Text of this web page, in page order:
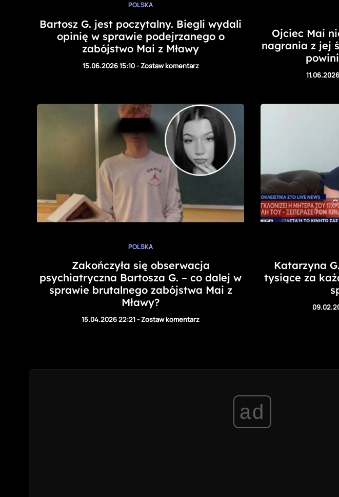
POLSKA
Bartosz G. jest poczytalny. Biegli wydali
opinię w sprawie podejrzanego o
zabójstwo Mai z Mławy
15.06.2026 15:10-Zostaw komentarz
Ojciec Mai
nagrania z jej
POLSKA
Zakończyła się obserwacja
psychiatryczna Bartosza G. – co dalej w
sprawie brutalnego zabójstwa Mai z
Mławy?
15.04.2026 22:21-Zostaw komentarz
Katarzyna
tysiące za
ad